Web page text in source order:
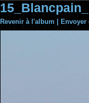
Revenir à l'album Envoyer